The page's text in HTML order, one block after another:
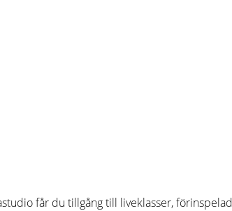
får du tillgång till liveklasser,